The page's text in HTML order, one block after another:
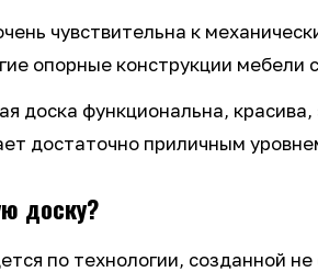
чувствительна к
опорные конструкции
доска функциональна,
достаточно приличным
доску?
по технологии, созданной